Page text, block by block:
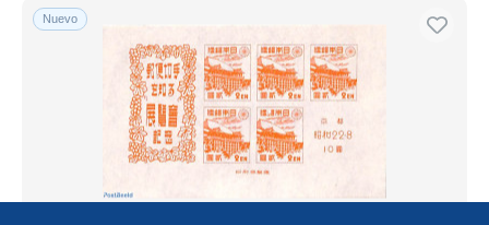
Nuevo